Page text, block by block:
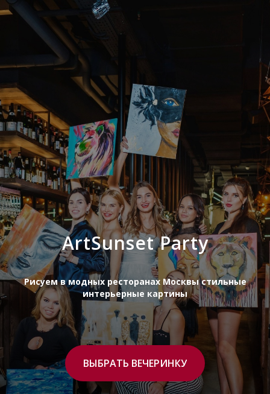
ArtSunset Party
Рисуем в модных ресторанах Москвы стильные
интерьерные картины
ВЫБРАТЬ ВЕЧЕРИНКУ